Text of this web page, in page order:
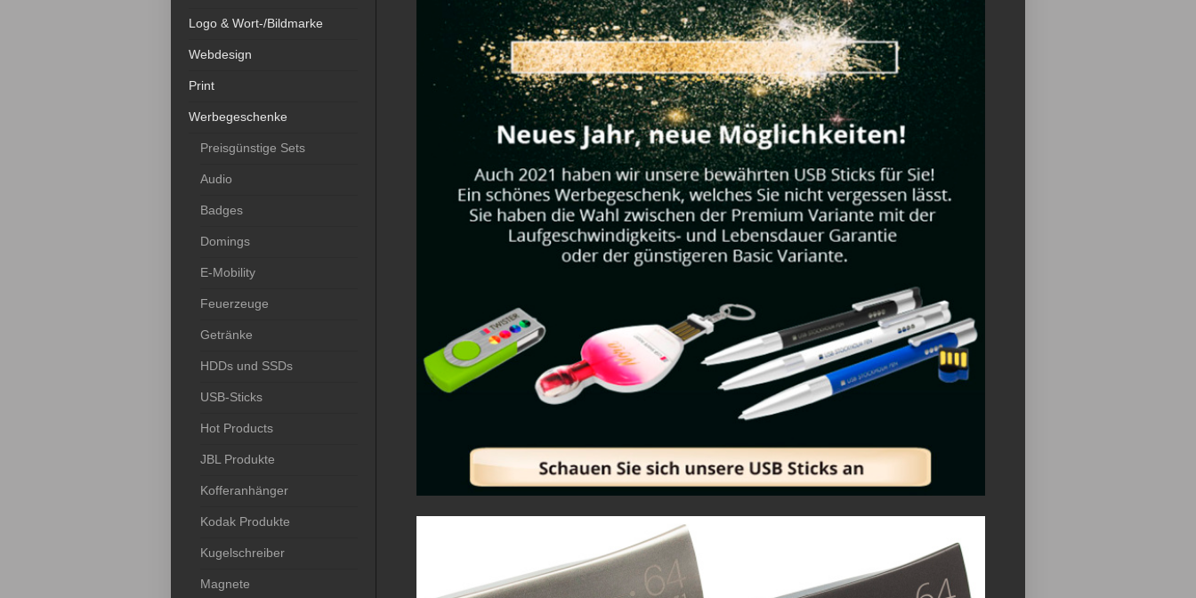
Logo & Wort-/Bildmarke
Webdesign
Print
Werbegeschenke
Preisgünstige Sets
Audio
Badges
Domings
E-Mobility
Feuerzeuge
Getränke
HDDs und SSDs
USB-Sticks
Hot Products
JBL Produkte
Kofferanhänger
Kodak Produkte
Kugelschreiber
Magnete